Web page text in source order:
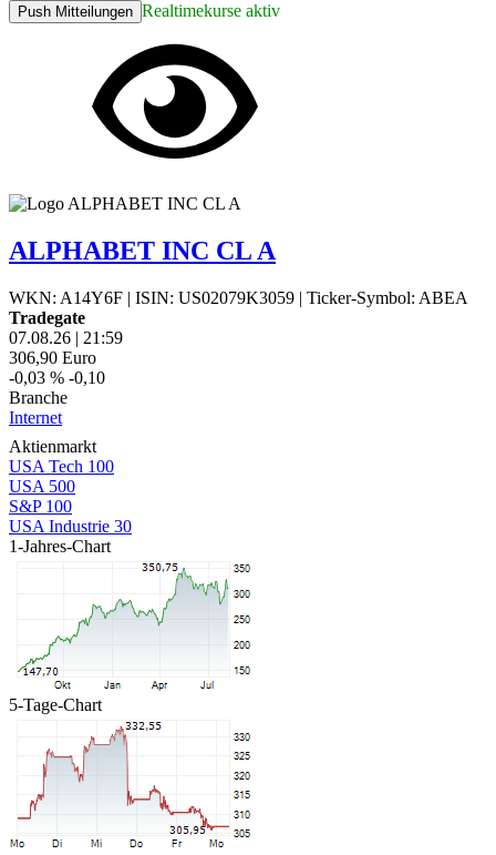
Push Mitteilungen Realtimekurse aktiv
ALPHABET INC CL A
WKN: A14Y6F | ISIN: US02079K3059 | Ticker-Symbol: ABEA
Tradegate
07.08.26 | 21:59
306,90 Euro
-0,03 % -0,10
Branche
Internet
Aktienmarkt
USA Tech 100
USA 500
S&P 100
USA Industrie 30
1-Jahres-Chart
5-Tage-Chart